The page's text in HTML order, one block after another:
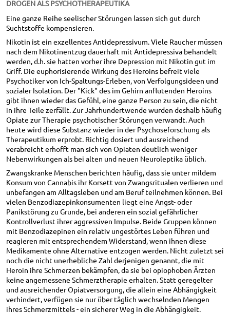
DROGEN ALS PSYCHOTHERAPEUTIKA
Eine ganze Reihe seelischer Störungen lassen sich gut durch
Suchtstoffe kompensieren.
Nikotin ist ein exzellentes Antidepressivum. Viele Raucher müssen
nach dem Nikotinentzug dauerhaft mit Antidepressiva behandelt
werden, d.h. sie hatten vorher ihre Depression mit Nikotin gut im
Griff. Die euphorisierende Wirkung des Heroins befreit viele
Psychotiker von Ich-Spaltungs-Erleben, von Verfolgungsideen und
sozialer Isolation. Der "Kick" des im Gehirn anflutenden Heroins
gibt ihnen wieder das Gefühl, eine ganze Person zu sein, die nicht
in ihre Teile zerfällt. Zur Jahrhundertwende wurden deshalb häufig
Opiate zur Therapie psychotischer Störungen verwandt. Auch
heute wird diese Substanz wieder in der Psychoseforschung als
Therapeutikum erprobt. Richtig dosiert und ausreichend
verabreicht erhofft man sich von Opiaten deutlich weniger
Nebenwirkungen als bei alten und neuen Neuroleptika üblich.
Zwangskranke Menschen berichten häufig, dass sie unter mildem
Konsum von Cannabis ihr Korsett von Zwangsritualen verlieren und
unbefangen am Alltagsleben und am Beruf teilnehmen können. Bei
vielen Benzodiazepinkonsumenten liegt eine Angst- oder
Panikstörung zu Grunde, bei anderen ein sozial gefährlicher
Kontrollverlust ihrer aggressiven Impulse. Beide Gruppen können
mit Benzodiazepinen ein relativ ungestörtes Leben führen und
reagieren mit entsprechendem Widerstand, wenn ihnen diese
Medikamente ohne Alternative entzogen werden. Nicht zuletzt sei
noch die nicht unerhebliche Zahl derjenigen genannt, die mit
Heroin ihre Schmerzen bekämpfen, da sie bei opiophoben Ärzten
keine angemessene Schmerztherapie erhalten. Statt geregelter
und ausreichender Opiatversorgung, die allein eine Abhängigkeit
verhindert, verfügen sie nur über täglich wechselnden Mengen
ihres Schmerzmittels - ein sicherer Weg in die Abhängigkeit.